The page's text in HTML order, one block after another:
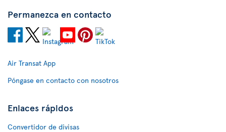
Permanezca en contacto
Air Transat App
Póngase en contacto con nosotros
Enlaces rápidos
Convertidor de divisas